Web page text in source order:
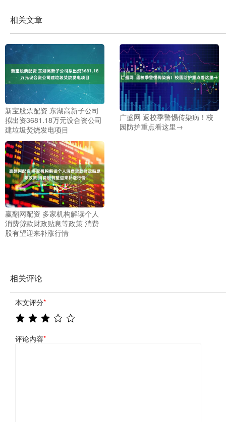
相关文章
新宝股票配资 东湖高新子公司
拟出资3681.18万元设合资公司
建垃圾焚烧发电项目
广盛网 返校季警惕传染病！校
园防护重点看这里→
赢翻网配资 多家机构解读个人
消费贷款财政贴息等政策 消费
股有望迎来补涨行情
相关评论
本文评分*
评论内容*